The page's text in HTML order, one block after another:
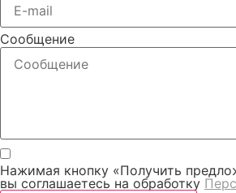
Сообщение
Нажимая кнопку «Получить
вы соглашаетесь на обработку